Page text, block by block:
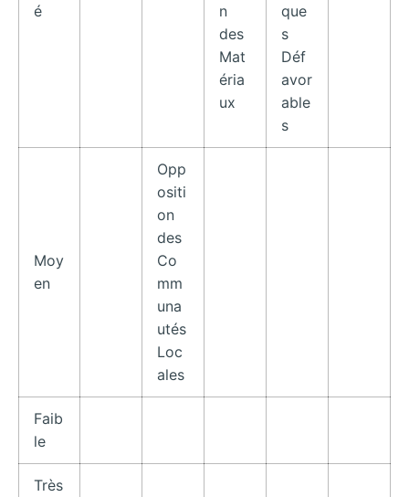
é
n
des
Mat
éria
ux
que
s
Déf
avor
able
s
Moy
en
Opp
ositi
on
des
Co
mm
una
utés
Loc
ales
Faib
le
Très